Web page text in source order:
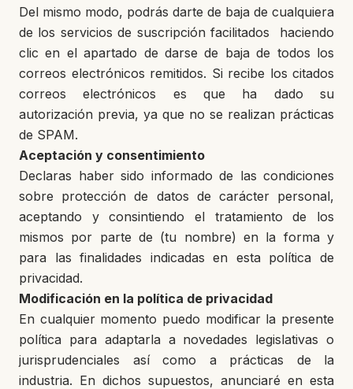
Del mismo modo, podrás darte de baja de cualquiera
de los servicios de suscripción facilitados haciendo
clic en el apartado de darse de baja de todos los
correos electrónicos remitidos. Si recibe los citados
correos electrónicos es que ha dado su
autorización previa, ya que no se realizan prácticas
de SPAM.
Aceptación y consentimiento
Declaras haber sido informado de las condiciones
sobre protección de datos de carácter personal,
aceptando y consintiendo el tratamiento de los
mismos por parte de (tu nombre) en la forma y
para las finalidades indicadas en esta política de
privacidad.
Modificación en la política de privacidad
En cualquier momento puedo modificar la presente
política para adaptarla a novedades legislativas o
jurisprudenciales así como a prácticas de la
industria. En dichos supuestos, anunciaré en esta